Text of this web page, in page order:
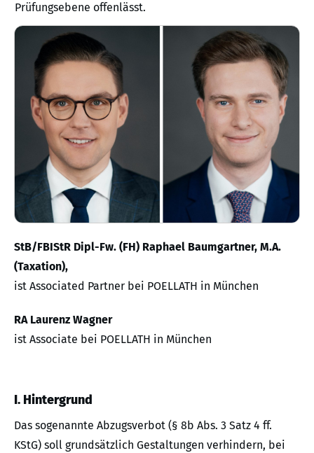
Prüfungsebene offenlässt.
StB/FBIStR Dipl-Fw. (FH) Raphael Baumgartner, M.A.
(Taxation),
ist Associated Partner bei POELLATH in München
RA Laurenz Wagner
ist Associate bei POELLATH in München
I. Hintergrund
Das sogenannte Abzugsverbot (§ 8b Abs. 3 Satz 4 ff.
KStG) soll grundsätzlich Gestaltungen verhindern, bei